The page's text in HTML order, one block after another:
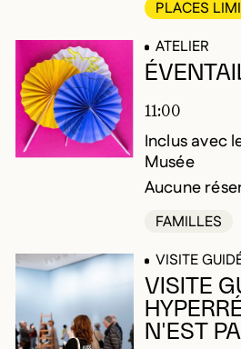
PLACES
ATELIER
11:00
Inclus avec
Musée
Aucune
FAMILLES
VISITE
VISITE
N'EST